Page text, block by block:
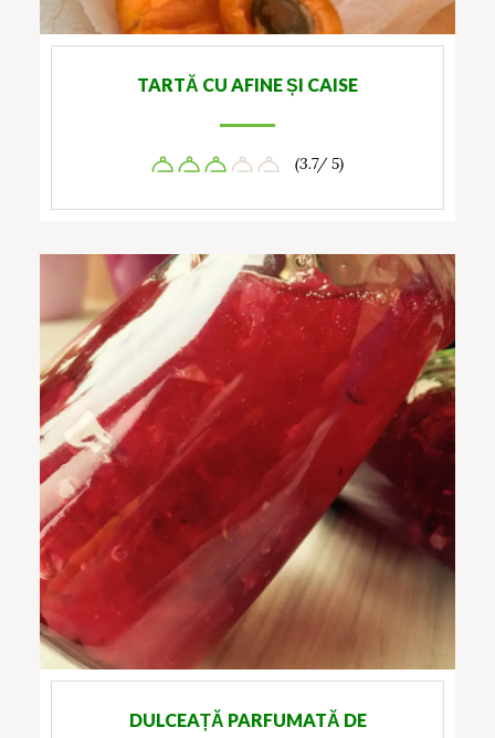
TARTĂ CU AFINE ȘI CAISE
(3.7/ 5)
DULCEAȚĂ PARFUMATĂ DE